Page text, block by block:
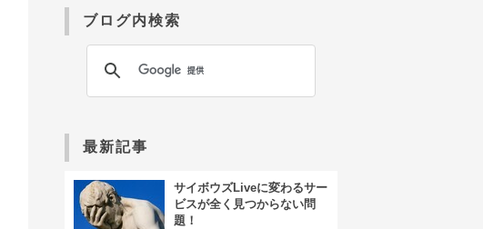
ブログ内検索
最新記事
サイボウズLiveに変わるサー
ビスが全く見つからない問
題！